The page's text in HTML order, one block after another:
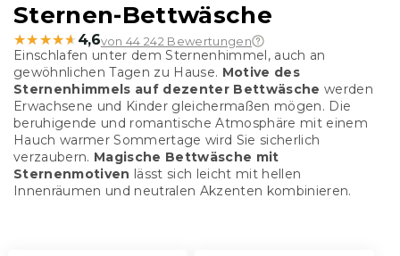
Sternen-Bettwäsche
★★★★★
★★★★★ 4,6von 44 242 Bewertungen
Einschlafen unter dem Sternenhimmel, auch an
gewöhnlichen Tagen zu Hause. Motive des
Sternenhimmels auf dezenter Bettwäsche werden
Erwachsene und Kinder gleichermaßen mögen. Die
beruhigende und romantische Atmosphäre mit einem
Hauch warmer Sommertage wird Sie sicherlich
verzaubern. Magische Bettwäsche mit
Sternenmotiven lässt sich leicht mit hellen
Innenräumen und neutralen Akzenten kombinieren.